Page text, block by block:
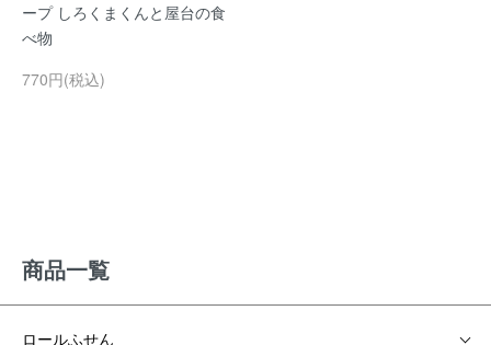
ープ しろくまくんと屋台の食
べ物
770円(税込)
商品一覧
ロールふせん